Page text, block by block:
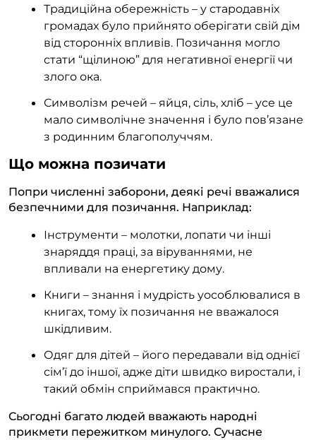
Традиційна обережність – у стародавніх
громадах було прийнято оберігати свій дім
від сторонніх впливів. Позичання могло
стати “щілиною” для негативної енергії чи
злого ока.
Символізм речей – яйця, сіль, хліб – усе це
мало символічне значення і було пов’язане
з родинним благополуччям.
Що можна позичати
Попри численні заборони, деякі речі вважалися
безпечними для позичання. Наприклад:
Інструменти – молотки, лопати чи інші
знаряддя праці, за віруваннями, не
впливали на енергетику дому.
Книги – знання і мудрість уособлювалися в
книгах, тому їх позичання не вважалося
шкідливим.
Одяг для дітей – його передавали від однієї
сім’ї до іншої, адже діти швидко виростали, і
такий обмін сприймався практично.
Сьогодні багато людей вважають народні
прикмети пережитком минулого. Сучасне